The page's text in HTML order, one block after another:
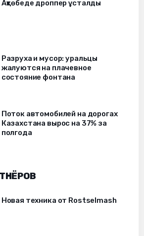
Ақтөбеде дроппер ұсталды
Разруха и мусор: уральцы
жалуются на плачевное
состояние фонтана
Поток автомобилей на дорогах
Казахстана вырос на 37% за
полгода
Новая техника от Rostselmash